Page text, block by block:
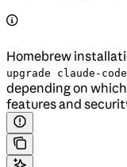
Homebrew
upgrade claude-code
depending on
features and